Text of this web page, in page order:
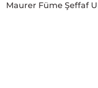
Maurer Füme Şeffaf